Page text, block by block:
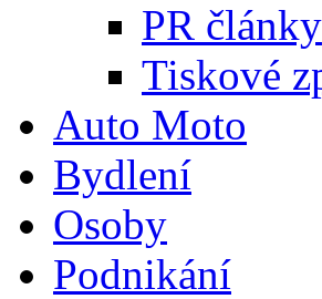
PR články
Tiskové
Auto Moto
Bydlení
Osoby
Podnikání